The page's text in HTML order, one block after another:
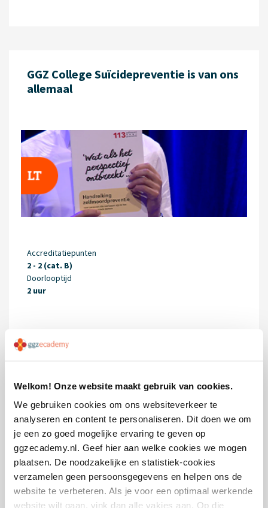
Welkom! Onze website maakt gebruik van cookies.
We gebruiken cookies om ons websiteverkeer te
analyseren en content te personaliseren. Dit doen we om
je een zo goed mogelijke ervaring te geven op
ggzecademy.nl. Geef hier aan welke cookies we mogen
plaatsen. De noodzakelijke en statistiek-cookies
verzamelen geen persoonsgegevens en helpen ons de
website te verbeteren. Als je voor een optimaal werkende
website wilt gaan, vink dan alle vakjes aan. Op die
GGZ College Suïcidepreventie is van ons
allemaal
Accreditatiepunten
2 - 2 (cat. B)
Doorlooptijd
2 uur
Inleiding suïcidepreventie